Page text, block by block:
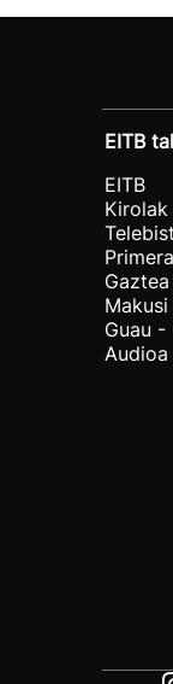
EITB
EITB
Kirolak
Gaztea
Makusi
Guau -
Audioa